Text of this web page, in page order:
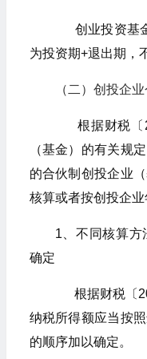
创业投资基金
为投资期+退出期，
（二）创投企
根据财税〔
（基金）的有关规
的合伙制创投企业
核算或者按创投企
1、不同核算方
确定
根据财税〔
纳税所得额应当按
的顺序加以确定。